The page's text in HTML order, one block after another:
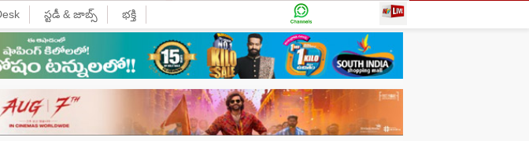
స్టడీ & జాబ్స్ భక్తి